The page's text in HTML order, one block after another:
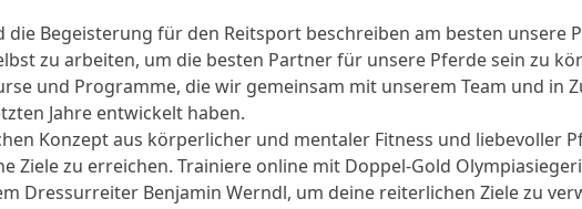
die Begeisterung für den Reitsport beschreiben am besten unsere
zu arbeiten, um die besten Partner für unsere Pferde sein zu
und Programme, die wir gemeinsam mit unserem Team und in
Jahre entwickelt haben.
Konzept aus körperlicher und mentaler Fitness und liebevoller
Ziele zu erreichen. Trainiere online mit Doppel-Gold
Dressurreiter Benjamin Werndl, um deine reiterlichen Ziele zu